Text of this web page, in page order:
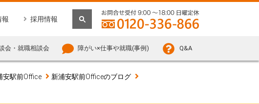
報 採用情報
会・就職相談会 障がい×仕事や就職(事例) Q&A
安駅前Office
新浦安駅前Officeのブログ